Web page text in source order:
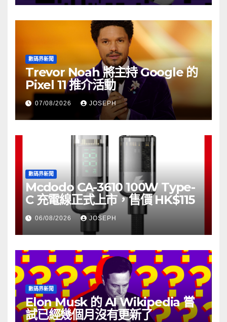
數碼界新聞
Trevor Noah 將主持 Google 的
Pixel 11 推介活動
07/08/2026 JOSEPH
數碼界新聞
Mcdodo CA-3610 100W Type-
C 充電線正式上市，售價 HK$115
06/08/2026 JOSEPH
數碼界新聞
Elon Musk 的 AI Wikipedia 嘗
試已經幾個月沒有更新了